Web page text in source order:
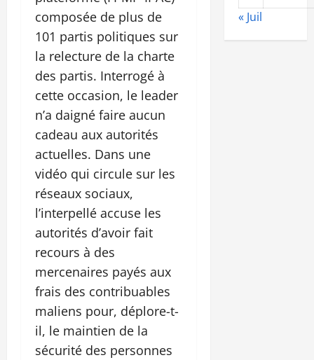
composée de plus de
101 partis politiques sur
la relecture de la charte
des partis. Interrogé à
cette occasion, le leader
n’a daigné faire aucun
cadeau aux autorités
actuelles. Dans une
vidéo qui circule sur les
réseaux sociaux,
l’interpellé accuse les
autorités d’avoir fait
recours à des
mercenaires payés aux
frais des contribuables
maliens pour, déplore-t-
il, le maintien de la
sécurité des personnes
« Juil